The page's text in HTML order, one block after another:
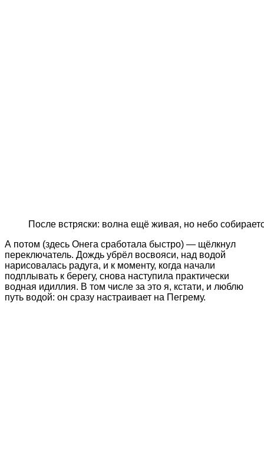
После встряски: волна ещё живая, но небо
А потом (здесь Онега сработала быстро) — щёлкнул
переключатель. Дождь убрёл восвояси, над водой
нарисовалась радуга, и к моменту, когда начали
подплывать к берегу, снова наступила практически
водная идиллия. В том числе за это я, кстати, и люблю
путь водой: он сразу настраивает на Пегрему.